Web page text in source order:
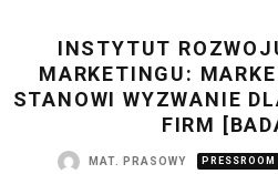
INSTYTUT
MARKETINGU:
STANOWI WYZWANIE
FIRM
MAT. PRASOWY PRESSROOM